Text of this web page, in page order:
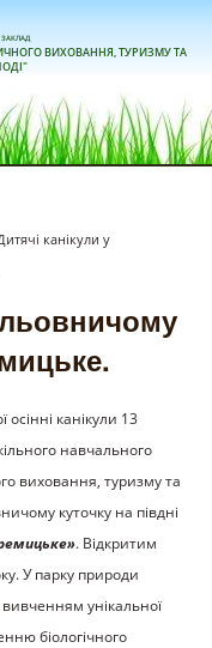
ВИХОВАННЯ, ТУРИЗМУ ТА
канікули у
канікули 13
навчального
виховання, туризму та
куточку на півдні
. Відкритим
У парку природи
унікальної
біологічного